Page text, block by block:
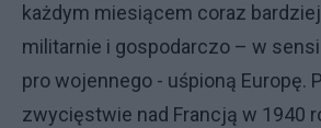
każdym miesiącem coraz
militarnie i gospodarczo – w
pro wojennego - uśpioną Europę.
zwycięstwie nad Francją w 1940